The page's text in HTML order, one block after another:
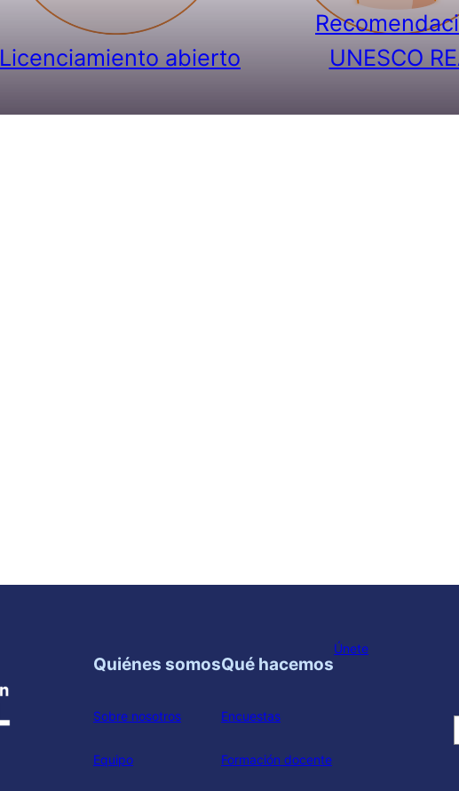
Licenciamiento abierto
UNESCO
Quiénes somos
Sobre nosotros
Equipo
Qué hacemos
Encuestas
Formación docente
Únete